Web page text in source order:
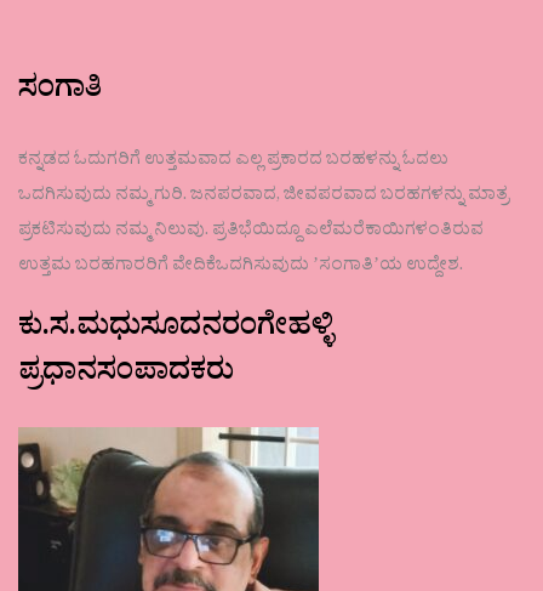
ಸಂಗಾತಿ
ಕನ್ನಡದ ಓದುಗರಿಗೆ ಉತ್ತಮವಾದ ಎಲ್ಲ ಪ್ರಕಾರದ ಬರಹಳನ್ನು ಓದಲು
ಒದಗಿಸುವುದು ನಮ್ಮ ಗುರಿ. ಜನಪರವಾದ, ಜೀವಪರವಾದ ಬರಹಗಳನ್ನು ಮಾತ್ರ
ಪ್ರಕಟಿಸುವುದು ನಮ್ಮ ನಿಲುವು. ಪ್ರತಿಭೆಯಿದ್ದೂ ಎಲೆಮರೆಕಾಯಿಗಳಂತಿರುವ
ಉತ್ತಮ ಬರಹಗಾರರಿಗೆ ವೇದಿಕೆಒದಗಿಸುವುದು ʼಸಂಗಾತಿʼಯ ಉದ್ದೇಶ.
ಕು.ಸ.ಮಧುಸೂದನರಂಗೇಹಳ್ಳಿ
ಪ್ರಧಾನಸಂಪಾದಕರು